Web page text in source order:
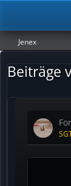
Jenex
Beiträge